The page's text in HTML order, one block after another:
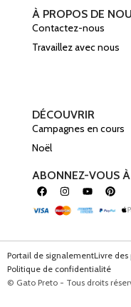
À PROPOS DE
Contactez-nous
Travaillez avec nous
DÉCOUVRIR
Campagnes en cours
Noël
ABONNEZ-VOUS
Portail de signalementLivre des
Politique de confidentialité
© Gato Preto - Tous droits